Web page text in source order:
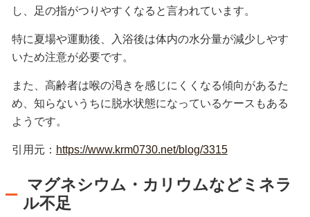
し、足の指がつりやすくなると言われています。
特に夏場や運動後、入浴後は体内の水分量が減少しやす
いため注意が必要です。
また、高齢者は喉の渇きを感じにくくなる傾向があるた
め、知らないうちに脱水状態になっているケースもある
ようです。
引用元： https://www.krm0730.net/blog/3315
マグネシウム・カリウムなどミネラ
ル不足